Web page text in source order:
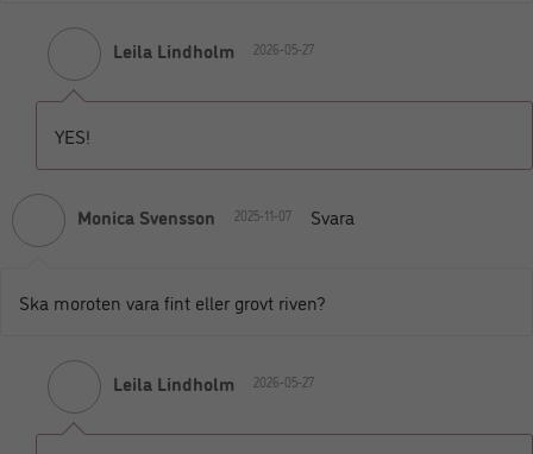
Leila Lindholm 2026-05-27
YES!
Monica Svensson 2025-11-07 Svara
Ska moroten vara fint eller grovt riven?
Leila Lindholm 2026-05-27